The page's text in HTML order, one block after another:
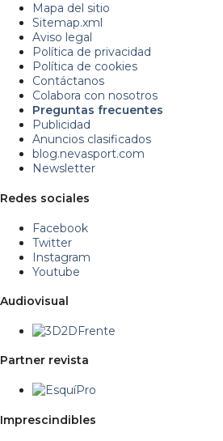
Mapa del sitio
Sitemap.xml
Aviso legal
Política de privacidad
Política de cookies
Contáctanos
Colabora con nosotros
Preguntas frecuentes
Publicidad
Anuncios clasificados
blog.nevasport.com
Newsletter
Redes sociales
Facebook
Twitter
Instagram
Youtube
Audiovisual
Partner revista
Imprescindibles